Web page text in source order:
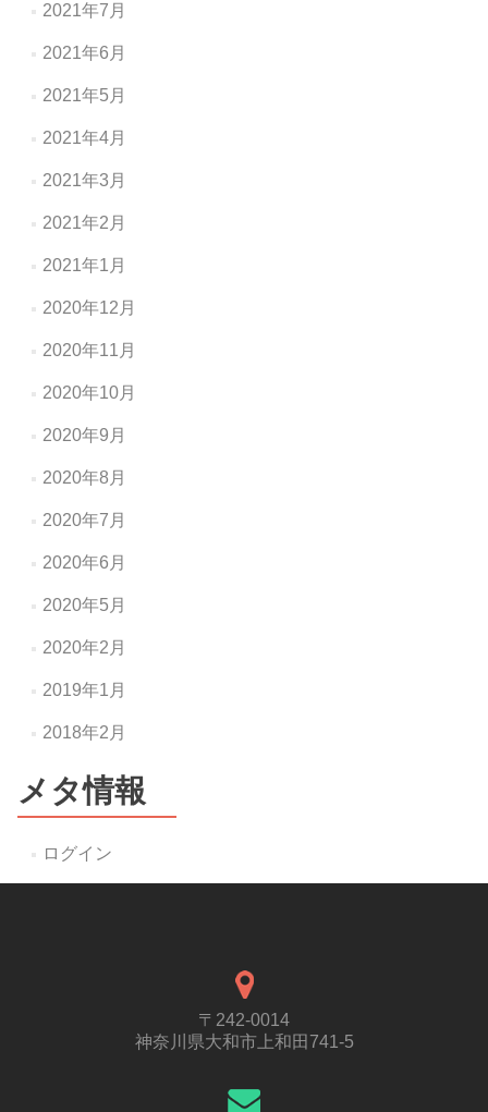
2021年7月
2021年6月
2021年5月
2021年4月
2021年3月
2021年2月
2021年1月
2020年12月
2020年11月
2020年10月
2020年9月
2020年8月
2020年7月
2020年6月
2020年5月
2020年2月
2019年1月
2018年2月
メタ情報
ログイン
〒242-0014
神奈川県大和市上和田741-5